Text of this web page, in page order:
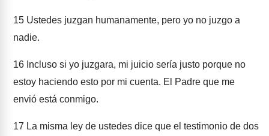
15 Ustedes juzgan humanamente, pero yo no juzgo a
nadie.
16 Incluso si yo juzgara, mi juicio sería justo porque no
estoy haciendo esto por mi cuenta. El Padre que me
envió está conmigo.
17 La misma ley de ustedes dice que el testimonio de dos